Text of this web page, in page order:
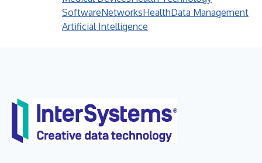
SoftwareNetworksHealthData Management
Artificial Intelligence